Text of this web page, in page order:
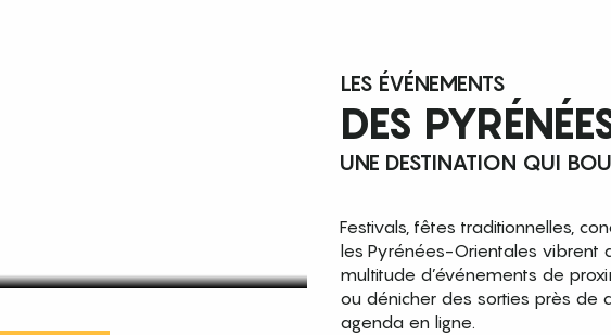
LES ÉVÉNEMENTS
DES
UNE DESTINATION QUI
Festivals, fêtes traditionnelles,
les Pyrénées-Orientales vibrent
multitude d’événements de
ou dénicher des sorties près de
agenda en ligne.